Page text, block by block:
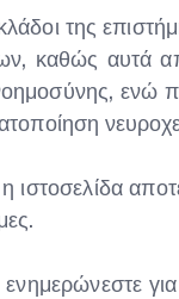
της
καθώς αυτά
ενώ
για